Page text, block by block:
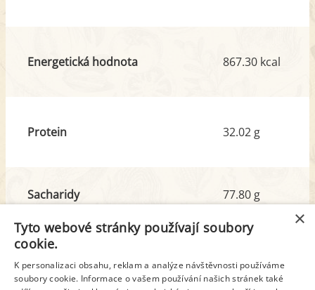
Energetická hodnota 867.30 kcal
Protein 32.02 g
Sacharidy
77.80 g
Tuk
z toho nas. mastné kyseliny
43.94 g
17.55 g
×
Tyto webové stránky používají soubory
cookie.
K personalizaci obsahu, reklam a analýze návštěvnosti používáme
soubory cookie. Informace o vašem používání našich stránek také